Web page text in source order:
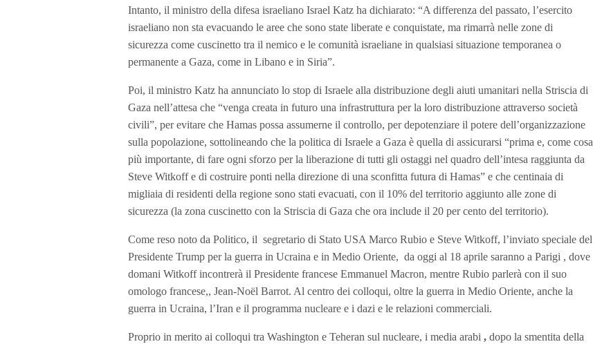
Intanto, il ministro della difesa israeliano Israel Katz ha dichiarato: “A differenza del passato, l’esercito
israeliano non sta evacuando le aree che sono state liberate e conquistate, ma rimarrà nelle zone di
sicurezza come cuscinetto tra il nemico e le comunità israeliane in qualsiasi situazione temporanea o
permanente a Gaza, come in Libano e in Siria”.
Poi, il ministro Katz ha annunciato lo stop di Israele alla distribuzione degli aiuti umanitari nella Striscia di
Gaza nell’attesa che “venga creata in futuro una infrastruttura per la loro distribuzione attraverso società
civili”, per evitare che Hamas possa assumerne il controllo, per depotenziare il potere dell’organizzazione
sulla popolazione, sottolineando che la politica di Israele a Gaza è quella di assicurarsi “prima e, come cosa
più importante, di fare ogni sforzo per la liberazione di tutti gli ostaggi nel quadro dell’intesa raggiunta da
Steve Witkoff e di costruire ponti nella direzione di una sconfitta futura di Hamas” e che centinaia di
migliaia di residenti della regione sono stati evacuati, con il 10% del territorio aggiunto alle zone di
sicurezza (la zona cuscinetto con la Striscia di Gaza che ora include il 20 per cento del territorio).
Come reso noto da Politico, il segretario di Stato USA Marco Rubio e Steve Witkoff, l’inviato speciale del
Presidente Trump per la guerra in Ucraina e in Medio Oriente, da oggi al 18 aprile saranno a Parigi , dove
domani Witkoff incontrerà il Presidente francese Emmanuel Macron, mentre Rubio parlerà con il suo
omologo francese,, Jean-Noël Barrot. Al centro dei colloqui, oltre la guerra in Medio Oriente, anche la
guerra in Ucraina, l’Iran e il programma nucleare e i dazi e le relazioni commerciali.
Proprio in merito ai colloqui tra Washington e Teheran sul nucleare, i media arabi , dopo la smentita della